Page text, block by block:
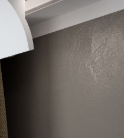
Legg
til i
ønskeliste